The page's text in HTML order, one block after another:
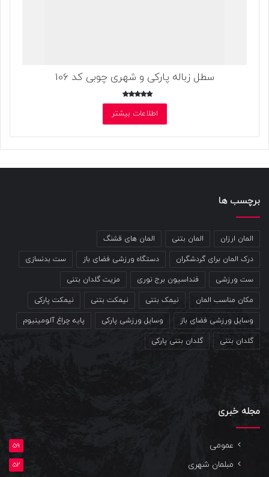
سطل زباله پارکی و شهری چوبی کد 106
امتیاز
5.00
از 5
اطلاعات بیشتر
برچسب ها
المان ارزان المان بتنی المان های قشنگ
درک المان برای گردشگران دستگاه ورزشی فضای باز ست بدنسازی
ست ورزشی فنداسیون برج نوری مزیت گلدان بتنی
مکان مناسب المان نیمک بتنی نیمکت بتنی نیمکت پارکی
وسایل ورزشی فضای باز وسایل ورزشی پارکی پایه چراغ آلومینیوم
گلدان بتنی گلدان بتنی پارکی
مجله خبری
عمومی 59
مبلمان شهری 52